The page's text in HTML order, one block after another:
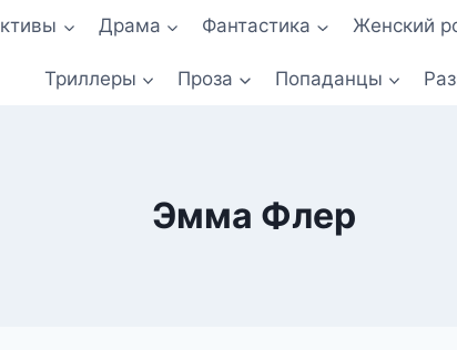
Драма Фантастика Женский
Триллеры Проза Попаданцы
Эмма Флер